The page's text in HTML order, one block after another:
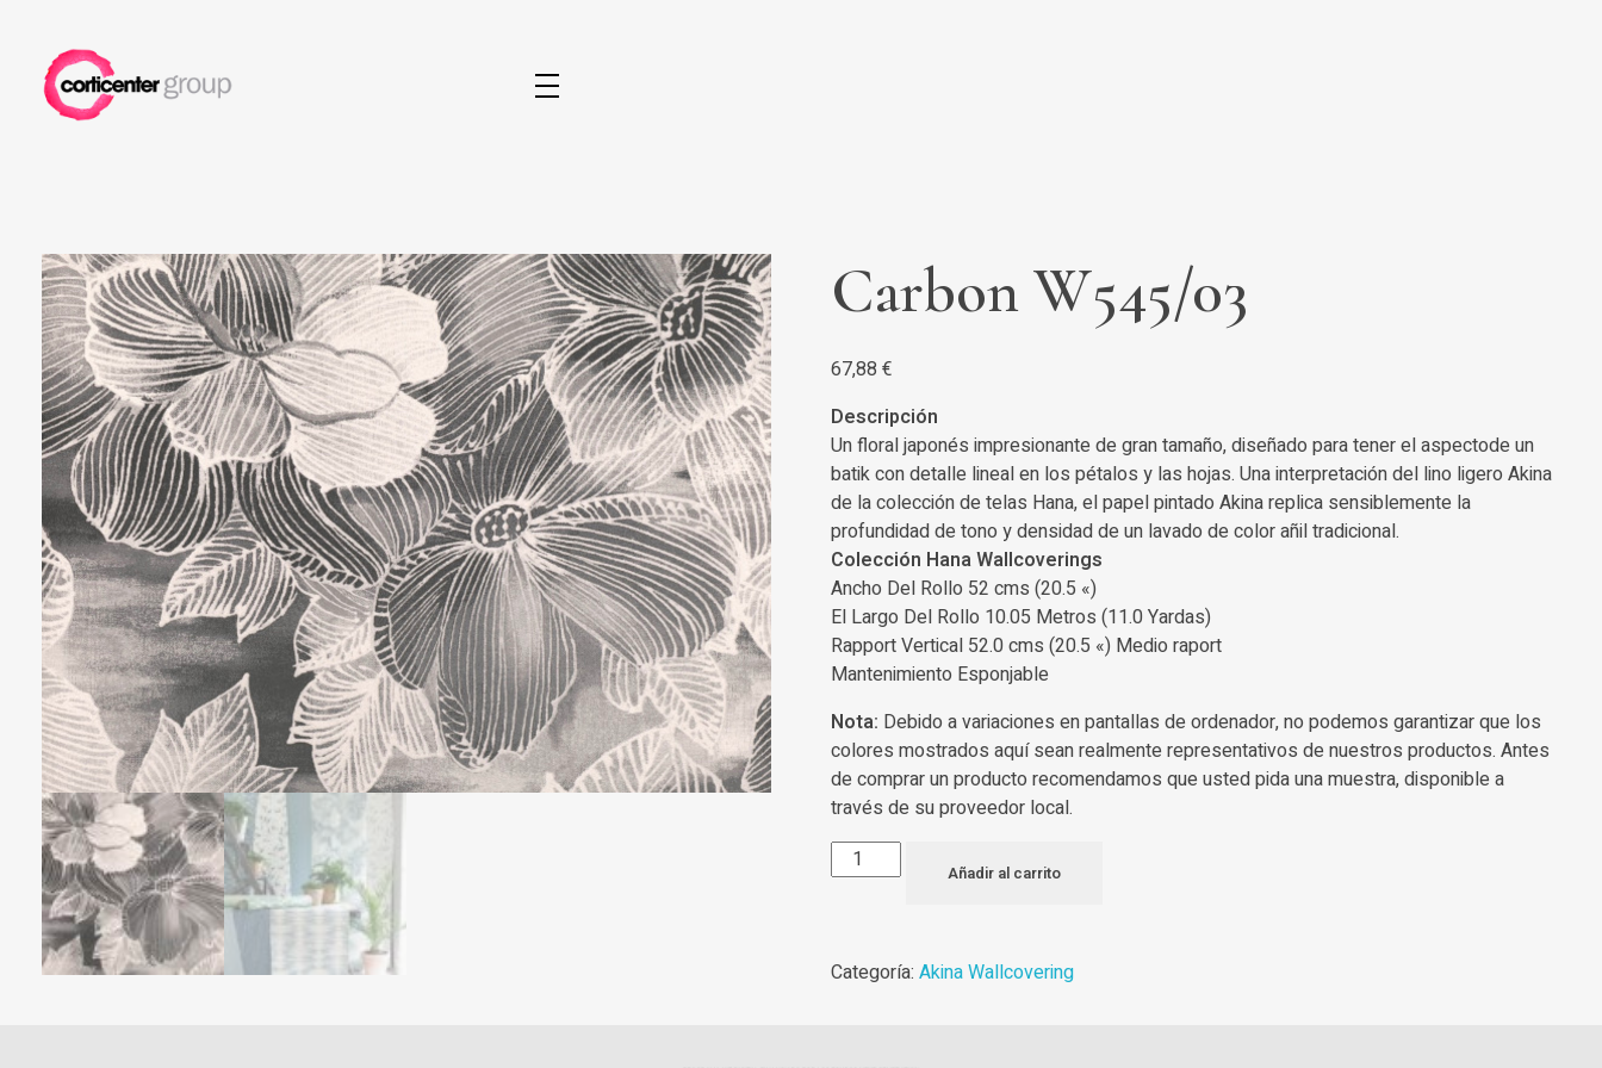
Carbon W545/03
67,88€
Descripción
Un floral japonés impresionante de gran tamaño, diseñado para tener el aspectode un
batik con detalle lineal en los pétalos y las hojas. Una interpretación del lino ligero Akina
de la colección de telas Hana, el papel pintado Akina replica sensiblemente la
profundidad de tono y densidad de un lavado de color añil tradicional.
Colección Hana Wallcoverings
Ancho Del Rollo 52 cms (20.5 «)
El Largo Del Rollo 10.05 Metros (11.0 Yardas)
Rapport Vertical 52.0 cms (20.5 «) Medio raport
Mantenimiento Esponjable
Nota: Debido a variaciones en pantallas de ordenador, no podemos garantizar que los
colores mostrados aquí sean realmente representativos de nuestros productos. Antes
de comprar un producto recomendamos que usted pida una muestra, disponible a
través de su proveedor local.
Añadir al carrito
Categoría:Akina Wallcovering